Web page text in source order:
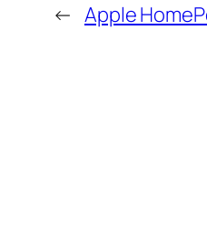
← Apple